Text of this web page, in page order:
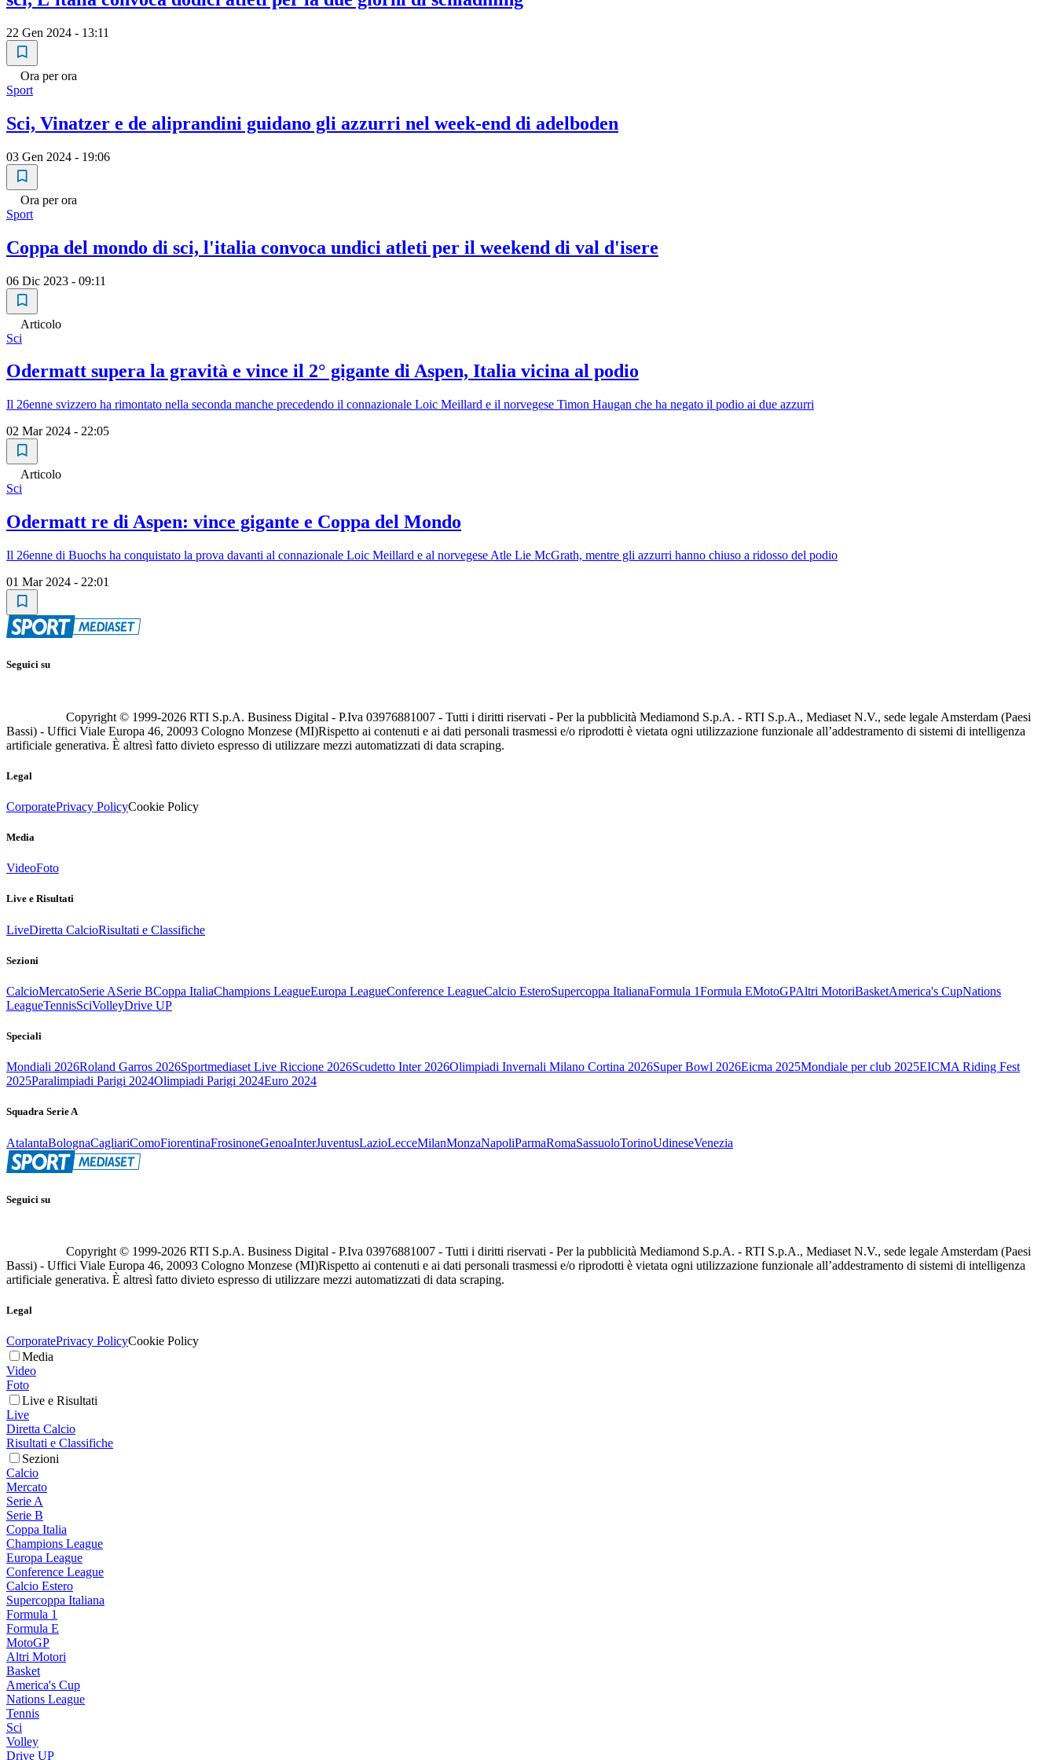
22 Gen 2024 - 13:11
Ora per ora
Sport
Sci, Vinatzer e de aliprandini guidano gli azzurri nel week-end di adelboden
03 Gen 2024 - 19:06
Ora per ora
Sport
Coppa del mondo di sci, l'italia convoca undici atleti per il weekend di val d'isere
06 Dic 2023 - 09:11
Articolo
Sci
Odermatt supera la gravità e vince il 2° gigante di Aspen, Italia vicina al podio
Il 26enne svizzero ha rimontato nella seconda manche precedendo il connazionale Loic Meillard e il norvegese Timon Haugan che ha negato il podio ai due azzurri
02 Mar 2024 - 22:05
Articolo
Sci
Odermatt re di Aspen: vince gigante e Coppa del Mondo
Il 26enne di Buochs ha conquistato la prova davanti al connazionale Loic Meillard e al norvegese Atle Lie McGrath, mentre gli azzurri hanno chiuso a ridosso del podio
01 Mar 2024 - 22:01
Seguici su
Copyright © 1999-2026 RTI S.p.A. Business Digital - P.Iva 03976881007 - Tutti i diritti riservati - Per la pubblicità Mediamond S.p.A. - RTI S.p.A., Mediaset N.V., sede legale Amsterdam (Paesi
Bassi) - Uffici Viale Europa 46, 20093 Cologno Monzese (MI)Rispetto ai contenuti e ai dati personali trasmessi e/o riprodotti è vietata ogni utilizzazione funzionale all’addestramento di sistemi di intelligenza
artificiale generativa. È altresì fatto divieto espresso di utilizzare mezzi automatizzati di data scraping.
Legal
CorporatePrivacy PolicyCookie Policy
Media
VideoFoto
Live e Risultati
LiveDiretta CalcioRisultati e Classifiche
Sezioni
CalcioMercatoSerie ASerie BCoppa ItaliaChampions LeagueEuropa LeagueConference LeagueCalcio EsteroSupercoppa ItalianaFormula 1Formula EMotoGPAltri MotoriBasketAmerica's CupNations
LeagueTennisSciVolleyDrive UP
Speciali
Mondiali 2026Roland Garros 2026Sportmediaset Live Riccione 2026Scudetto Inter 2026Olimpiadi Invernali Milano Cortina 2026Super Bowl 2026Eicma 2025Mondiale per club 2025EICMA Riding Fest
2025Paralimpiadi Parigi 2024Olimpiadi Parigi 2024Euro 2024
Squadra Serie A
AtalantaBolognaCagliariComoFiorentinaFrosinoneGenoaInterJuventusLazioLecceMilanMonzaNapoliParmaRomaSassuoloTorinoUdineseVenezia
Seguici su
Copyright © 1999-2026 RTI S.p.A. Business Digital - P.Iva 03976881007 - Tutti i diritti riservati - Per la pubblicità Mediamond S.p.A. - RTI S.p.A., Mediaset N.V., sede legale Amsterdam (Paesi
Bassi) - Uffici Viale Europa 46, 20093 Cologno Monzese (MI)Rispetto ai contenuti e ai dati personali trasmessi e/o riprodotti è vietata ogni utilizzazione funzionale all’addestramento di sistemi di intelligenza
artificiale generativa. È altresì fatto divieto espresso di utilizzare mezzi automatizzati di data scraping.
Legal
CorporatePrivacy PolicyCookie Policy
Media
Video
Foto
Live e Risultati
Live
Diretta Calcio
Risultati e Classifiche
Sezioni
Calcio
Mercato
Serie A
Serie B
Coppa Italia
Champions League
Europa League
Conference League
Calcio Estero
Supercoppa Italiana
Formula 1
Formula E
MotoGP
Altri Motori
Basket
America's Cup
Nations League
Tennis
Sci
Volley
Drive UP